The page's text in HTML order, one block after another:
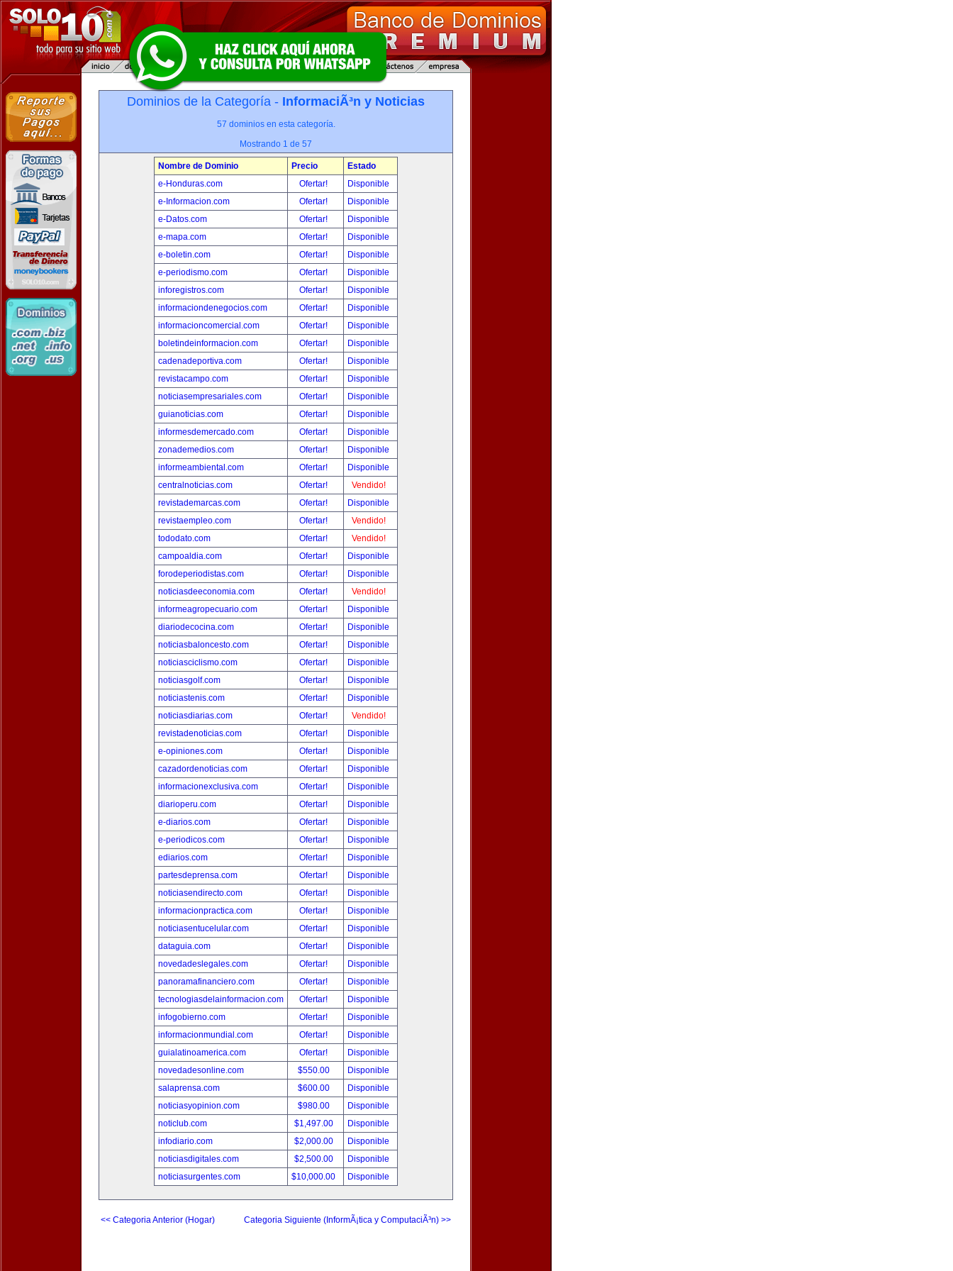
Dominios de la Categoría - InformaciÃ³n y Noticias
57 dominios en esta categoría.
Mostrando 1 de 57
Nombre de Dominio Precio
Estado
e-Honduras.com
Ofertar!
Disponible
e-Informacion.com
Ofertar!
Disponible
e-Datos.com
Ofertar!
Disponible
e-mapa.com
Ofertar!
Disponible
e-boletin.com
Ofertar!
Disponible
e-periodismo.com
Ofertar!
Disponible
inforegistros.com
Ofertar!
Disponible
informaciondenegocios.com
Ofertar!
Disponible
informacioncomercial.com
Ofertar!
Disponible
boletindeinformacion.com
Ofertar!
Disponible
cadenadeportiva.com
Ofertar!
Disponible
revistacampo.com
Ofertar!
Disponible
noticiasempresariales.com
Ofertar!
Disponible
guianoticias.com
Ofertar!
Disponible
informesdemercado.com
Ofertar!
Disponible
zonademedios.com
Ofertar!
Disponible
informeambiental.com
Ofertar!
Disponible
centralnoticias.com
Ofertar!
Vendido!
revistademarcas.com
Ofertar!
Disponible
revistaempleo.com
Ofertar!
Vendido!
tododato.com
Ofertar!
Vendido!
campoaldia.com
Ofertar!
Disponible
forodeperiodistas.com
Ofertar!
Disponible
noticiasdeeconomia.com
Ofertar!
Vendido!
informeagropecuario.com
Ofertar!
Disponible
diariodecocina.com
Ofertar!
Disponible
noticiasbaloncesto.com
Ofertar!
Disponible
noticiasciclismo.com
Ofertar!
Disponible
noticiasgolf.com
Ofertar!
Disponible
noticiastenis.com
Ofertar!
Disponible
noticiasdiarias.com
Ofertar!
Vendido!
revistadenoticias.com
Ofertar!
Disponible
e-opiniones.com
Ofertar!
Disponible
cazadordenoticias.com
Ofertar!
Disponible
informacionexclusiva.com
Ofertar!
Disponible
diarioperu.com
Ofertar!
Disponible
e-diarios.com
Ofertar!
Disponible
e-periodicos.com
Ofertar!
Disponible
ediarios.com
Ofertar!
Disponible
partesdeprensa.com
Ofertar!
Disponible
noticiasendirecto.com
Ofertar!
Disponible
informacionpractica.com
Ofertar!
Disponible
noticiasentucelular.com
Ofertar!
Disponible
dataguia.com
Ofertar!
Disponible
novedadeslegales.com
Ofertar!
Disponible
panoramafinanciero.com
Ofertar!
Disponible
tecnologiasdelainformacion.com
Ofertar!
Disponible
infogobierno.com
Ofertar!
Disponible
informacionmundial.com
Ofertar!
Disponible
guialatinoamerica.com
Ofertar!
Disponible
novedadesonline.com
$550.00
Disponible
salaprensa.com
$600.00
Disponible
noticiasyopinion.com
$980.00
Disponible
noticlub.com
$1,497.00
Disponible
infodiario.com
$2,000.00
Disponible
noticiasdigitales.com
$2,500.00
Disponible
noticiasurgentes.com
$10,000.00 Disponible
<< Categoria Anterior (Hogar) Categoria Siguiente (InformÃ¡tica y ComputaciÃ³n) >>